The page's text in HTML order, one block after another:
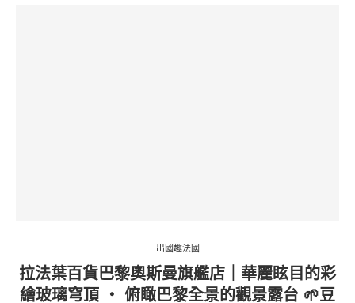
出國趣法國
拉法葉百貨巴黎奧斯曼旗艦店｜華麗眩目的彩
繪玻璃穹頂 ‧ 俯瞰巴黎全景的觀景露台 🌱豆